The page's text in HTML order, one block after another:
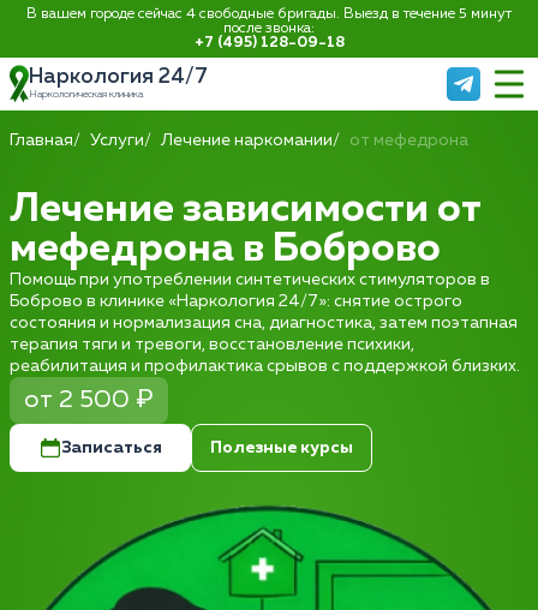
В вашем городе сейчас 4 свободные бригады. Выезд в течение 5 минут
после звонка:
+7 (495) 128-09-18
Наркология 24/7
Наркологическая клиника
Главная Услуги Лечение наркомании от мефедрона
Лечение зависимости от
мефедрона в Боброво
Помощь при употреблении синтетических стимуляторов в
Боброво в клинике «Наркология 24/7»: снятие острого
состояния и нормализация сна, диагностика, затем поэтапная
терапия тяги и тревоги, восстановление психики,
реабилитация и профилактика срывов с поддержкой близких.
от 2 500 ₽
Записаться Полезные курсы